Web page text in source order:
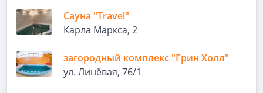
Сауна "Travel"
Карла Маркса, 2
загородный комплекс "Грин Холл"
ул. Линёвая, 76/1